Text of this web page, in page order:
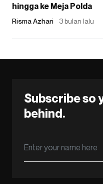
hingga ke Meja Polda
Risma Azhari 3 bulan lalu
Subscribe so
behind.